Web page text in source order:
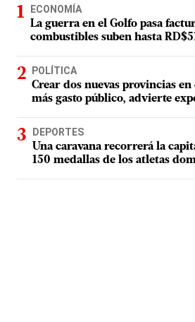
ECONOMÍA
La guerra en el Golfo pasa
combustibles suben hasta
POLÍTICA
Crear dos nuevas provincias
más gasto público, advierte
DEPORTES
Una caravana recorrerá la
150 medallas de los atletas